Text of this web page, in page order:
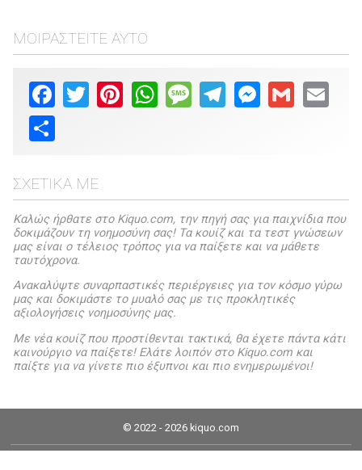
ΜΟΙΡΑΣΤΕΊΤΕ ΑΥΤΌ
Facebook
Twitter PinterestWhatsAppMessageTelegramMessenger
Gmail Email
Share
ΣΧΕΤΙΚΆ ΜΕ
Καλώς ήρθατε στο Kiquo.com, την πηγή σας για παιχνίδια που
δοκιμάζουν τη νοημοσύνη σας! Τα κουίζ και τα τεστ γνώσεων
μας είναι ο τέλειος τρόπος για να παίξετε και να μάθετε
ταυτόχρονα.
Ανακαλύψτε συναρπαστικές περιέργειες για τον κόσμο γύρω
μας και δοκιμάστε το μυαλό σας με τις προκλητικές
αξιολογήσεις νοημοσύνης μας.
Με νέα κουίζ που προστίθενται τακτικά, θα έχετε πάντα κάτι
καινούργιο να παίξετε! Ελάτε λοιπόν στο Kiquo.com και
παίξτε για να γίνετε πιο έξυπνοι και πιο ενημερωμένοι!
© 2022 - 2026 kiquo.com